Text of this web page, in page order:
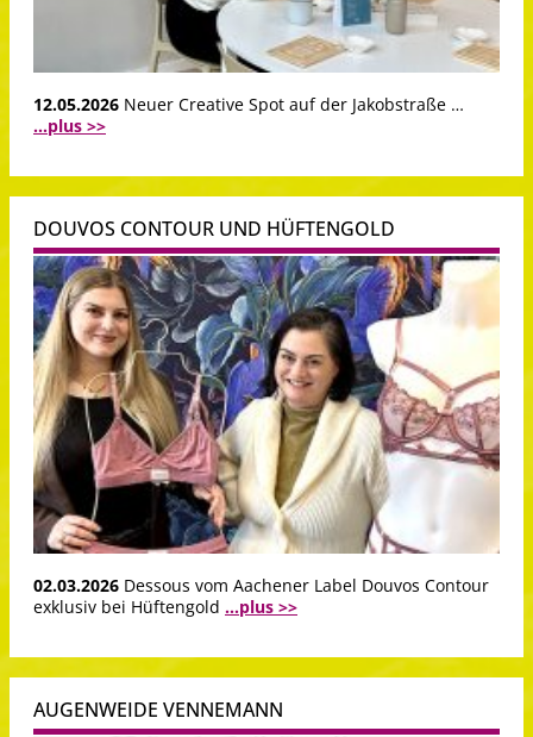
12.05.2026 Neuer Creative Spot auf der Jakobstraße …
...plus >>
DOUVOS CONTOUR UND HÜFTENGOLD
02.03.2026 Dessous vom Aachener Label Douvos Contour
exklusiv bei Hüftengold ...plus >>
AUGENWEIDE VENNEMANN